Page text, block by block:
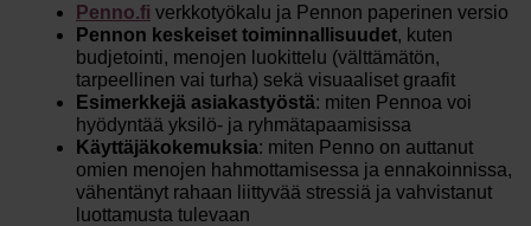
Penno.fi verkkotyökalu ja Pennon paperinen versio
Pennon keskeiset toiminnallisuudet, kuten
budjetointi, menojen luokittelu (välttämätön,
tarpeellinen vai turha) sekä visuaaliset graafit
Esimerkkejä asiakastyöstä: miten Pennoa voi
hyödyntää yksilö- ja ryhmätapaamisissa
Käyttäjäkokemuksia: miten Penno on auttanut
omien menojen hahmottamisessa ja ennakoinnissa,
vähentänyt rahaan liittyvää stressiä ja vahvistanut
luottamusta tulevaan